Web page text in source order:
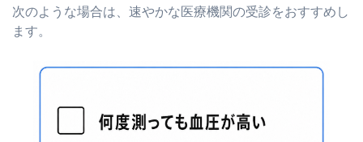
次のような場合は、速やかな医療機関の受診をおすすめし
ます。